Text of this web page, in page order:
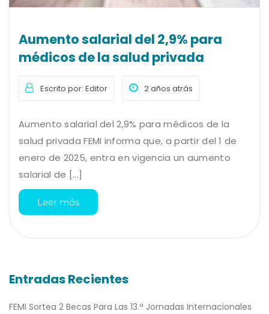
Aumento salarial del 2,9% para
médicos de la salud privada
Escrito por: Editor 2 años atrás
Aumento salarial del 2,9% para médicos de la
salud privada FEMI informa que, a partir del 1 de
enero de 2025, entra en vigencia un aumento
salarial de [...]
Leer más
Entradas Recientes
FEMI Sortea 2 Becas Para Las 13.ª Jornadas Internacionales